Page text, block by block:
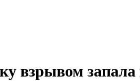
взрывом запала